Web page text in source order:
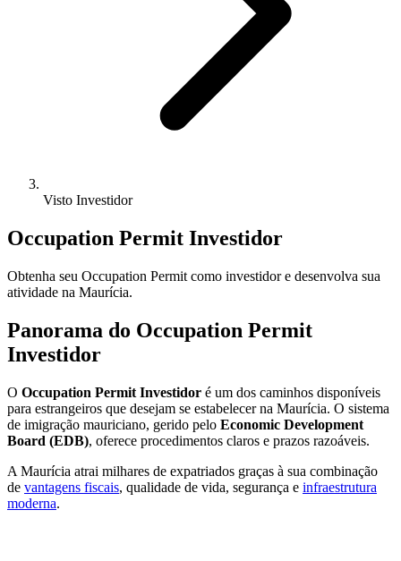
Visto Investidor
Occupation Permit Investidor
Obtenha seu Occupation Permit como investidor e desenvolva sua
atividade na Maurícia.
Panorama do Occupation Permit
Investidor
O Occupation Permit Investidor é um dos caminhos disponíveis
para estrangeiros que desejam se estabelecer na Maurícia. O sistema
de imigração mauriciano, gerido pelo Economic Development
Board (EDB), oferece procedimentos claros e prazos razoáveis.
A Maurícia atrai milhares de expatriados graças à sua combinação
de vantagens fiscais, qualidade de vida, segurança e infraestrutura
moderna.